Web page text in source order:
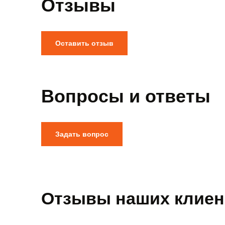
Отзывы
Оставить отзыв
Вопросы и ответы
Задать вопрос
Отзывы наших